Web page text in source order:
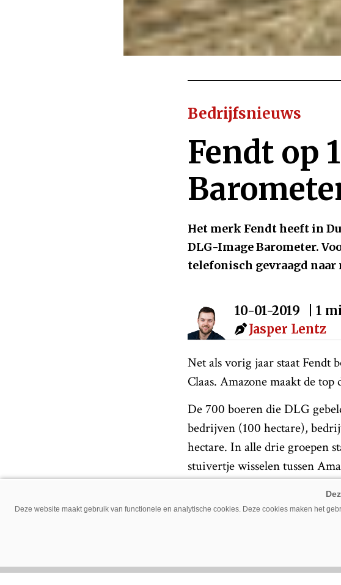
Bedrijfsnieuws
Fendt op
Het merk Fendt heeft in
DLG-Image Barometer.
telefonisch gevraagd
10-01-2019
| 1
Jasper Lentz
Net als vorig jaar staat Fendt
Claas. Amazone maakt de top
De 700 boeren die DLG
bedrijven (100 hectare),
hectare. In alle drie groepen
stuivertje wisselen tussen
hectare plaatsen John Deere
groengele machine op de
De top 10 merken in de
Claas
Deze website maakt gebruik van functionele en analytische cookies. Deze cookies maken het